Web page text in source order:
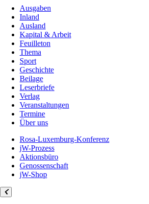
Ausgaben
Inland
Ausland
Kapital & Arbeit
Feuilleton
Thema
Sport
Geschichte
Beilage
Leserbriefe
Verlag
Veranstaltungen
Termine
Über uns
Rosa-Luxemburg-Konferenz
jW-Prozess
Aktionsbüro
Genossenschaft
jW-Shop